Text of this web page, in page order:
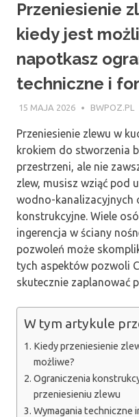
Przeniesienie
kiedy jest
napotkasz
techniczne i
15 MAJA 2026 BWPOZ.PL
Przeniesienie zlewu w
krokiem do stworzenia
przestrzeni, ale nie
zlew, musisz wziąć pod
wodno-kanalizacyjnych
konstrukcyjne. Wiele
ingerencja w ściany
pozwoleń może
tych aspektów pozwoli
skutecznie zaplanować
W tym artykule
Kiedy przeniesienie
możliwe?
Ograniczenia
przeniesieniu zlewu
Wymagania techniczne